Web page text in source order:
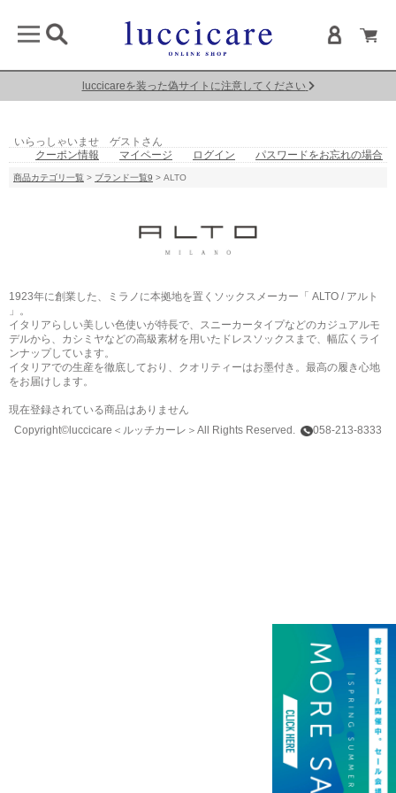
luccicareを装った偽サイトに注意してください
いらっしゃいませ ゲストさん
クーポン情報
マイページ ログイン パスワードをお忘れの場合
商品カテゴリ一覧 > ブランド一覧9 > ALTO
1923年に創業した、ミラノに本拠地を置くソックスメーカー「 ALTO / アルト
」。
イタリアらしい美しい色使いが特長で、スニーカータイプなどのカジュアルモ
デルから、カシミヤなどの高級素材を用いたドレスソックスまで、幅広くライ
ンナップしています。
イタリアでの生産を徹底しており、クオリティーはお墨付き。最高の履き心地
をお届けします。
現在登録されている商品はありません
Copyright©luccicare ＜ルッチカーレ＞ All Rights Reserved. 058-213-8333